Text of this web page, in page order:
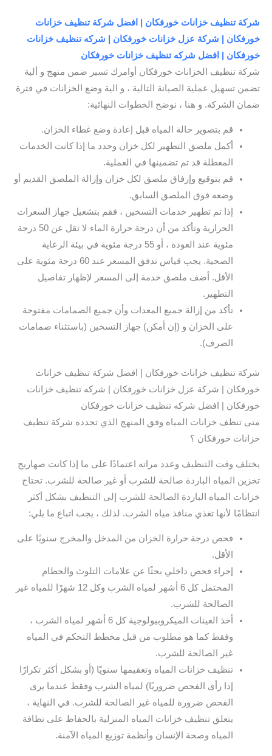
شركة تنظيف خزانات خورفكان | افضل شركة تنظيف خزانات
خورفكان | شركة عزل خزانات خورفكان | شركه تنظيف خزانات
خورفكان | افضل شركه تنظيف خزانات خورفكان
شركة تنظيف الخزانات خورفكان أوامرك تسير ضمن منهج و ألية
تضمن تسهيل عملية الصيانة التالية ، و الية وضع الخزانات في فترة
ضمان الشركة. و هنا ، نوضح الخطوات النهائية:
قم بتصوير حالة المياه قبل إعادة وضع غطاء الخزان.
أكمل ملصق التطهير لكل خزان وحدد ما إذا كانت الخدمات
المعطلة قد تم تضمينها في العملية.
قم بتوقيع وإرفاق ملصق لكل خزان وإزالة الملصق القديم أو
وضعه فوق الملصق السابق.
إذا تم تطهير خدمات التسخين ، فقم بتشغيل جهاز السعرات
الحرارية وتأكد من أن درجة حرارة الماء لا تقل عن 50 درجة
مئوية عند العودة ، أو 55 درجة مئوية في بيئة الرعاية
الصحية. يجب قياس تدفق المسعر عند 60 درجة مئوية على
الأقل. أضف ملصق خدمة إلى المسعر لإظهار تفاصيل
التطهير.
تأكد من إزالة جميع المعدات وأن جميع الصمامات مفتوحة
على الخزان و (إن أمكن) جهاز التسخين (باستثناء صمامات
الصرف).
شركة تنظيف خزانات خورفكان | افضل شركة تنظيف خزانات
خورفكان | شركة عزل خزانات خورفكان | شركه تنظيف خزانات
خورفكان | افضل شركه تنظيف خزانات خورفكان
متى تنظف خزانات المياه وفق المنهج الذي تحدده شركة تنظيف
خزانات خورفكان ؟
يختلف وقت التنظيف وعدد مراته اعتمادًا على ما إذا كانت صهاريج
تخزين المياه الباردة صالحة للشرب أو غير صالحة للشرب. تحتاج
خزانات المياه الباردة الصالحة للشرب إلى التنظيف بشكل أكثر
انتظامًا لأنها تغذي منافذ مياه الشرب. لذلك ، يجب اتباع ما يلي:
فحص درجة حرارة الخزان من المدخل والمخرج سنويًا على
الأقل.
إجراء فحص داخلي بحثًا عن علامات التلوث والحطام
المحتمل كل 6 أشهر لمياه الشرب وكل 12 شهرًا للمياه غير
الصالحة للشرب.
أخذ العينات الميكروبيولوجية كل 6 أشهر لمياه الشرب ،
وفقط كما هو مطلوب من قبل مخطط التحكم في المياه
غير الصالحة للشرب.
تنظيف خزانات المياه وتعقيمها سنويًا (أو بشكل أكثر تكرارًا
إذا رأى الفحص ضروريًا) لمياه الشرب وفقط عندما يرى
الفحص ضرورة للمياه غير الصالحة للشرب. في النهاية ،
يتعلق تنظيف خزانات المياه المنزلية بالحفاظ على نظافة
المياه وصحة الإنسان وأنظمة توزيع المياه الآمنة.